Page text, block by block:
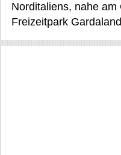
Norditaliens, nahe
Freizeitpark